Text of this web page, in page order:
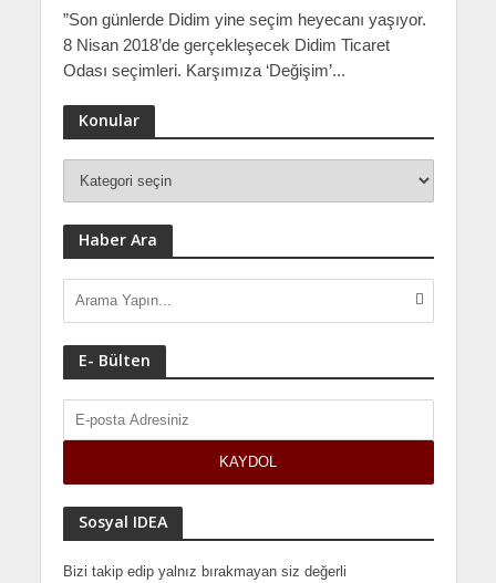
”Son günlerde Didim yine seçim heyecanı yaşıyor.
8 Nisan 2018’de gerçekleşecek Didim Ticaret
Odası seçimleri. Karşımıza ‘Değişim’...
Konular
Haber Ara
E- Bülten
Sosyal IDEA
Bizi takip edip yalnız bırakmayan siz değerli